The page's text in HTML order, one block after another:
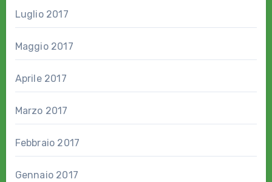
Luglio 2017
Maggio 2017
Aprile 2017
Marzo 2017
Febbraio 2017
Gennaio 2017